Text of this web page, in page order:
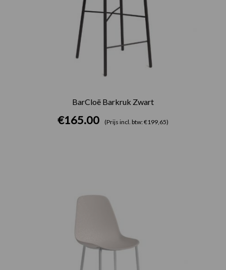
BarCloë Barkruk Zwart
€165.00 (Prijs incl. btw: €199,65)